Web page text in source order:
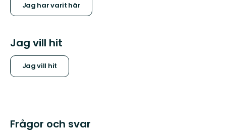
Jag har varit här
Jag vill hit
Jag vill hit
Frågor och svar